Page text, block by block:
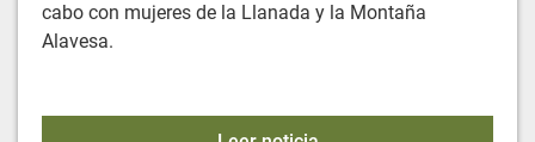
cabo con mujeres de la Llanada y la Montaña
Alavesa.